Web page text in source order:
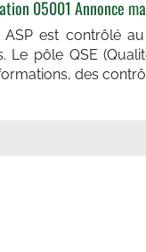
05001 Annonce
ASP est contrôlé
Le pôle QSE
des